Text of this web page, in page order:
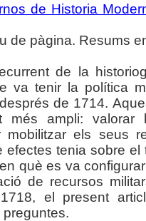
de Historia
de pàgina. Resums
de la
va tenir la política
de 1714.
més ampli:
mobilitzar els seus
efectes tenia sobre
què es va
de recursos
el present